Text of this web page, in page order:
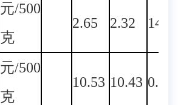
元/500
克
2.65 2.32
元/500
克
10.53 10.43 0.96